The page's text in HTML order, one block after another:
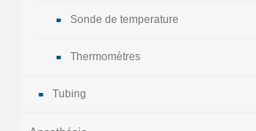
Sonde de temperature
Thermomètres
Tubing